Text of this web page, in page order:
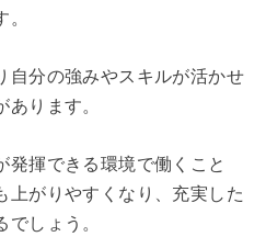
自分の強みやスキルが活かせ
ります。
発揮できる環境で働くこと
上がりやすくなり、充実した
しょう。